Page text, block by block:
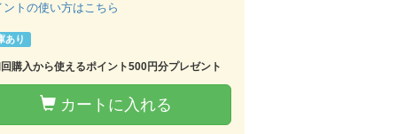
ントの使い方はこちら
あり
購入から使えるポイント500円分プレゼント
カートに入れる